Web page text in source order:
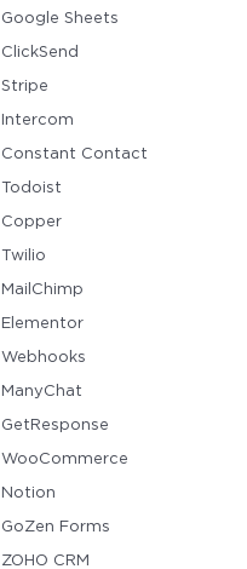
Google Sheets
ClickSend
Stripe
Intercom
Constant Contact
Todoist
Copper
Twilio
MailChimp
Elementor
Webhooks
ManyChat
GetResponse
WooCommerce
Notion
GoZen Forms
ZOHO CRM